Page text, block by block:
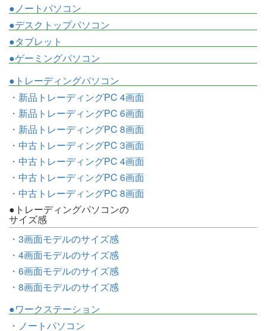
●ノートパソコン
●デスクトップパソコン
●タブレット
●ゲーミングパソコン
●トレーディングパソコン
・新品トレーディングPC 4画面
・新品トレーディングPC 6画面
・新品トレーディングPC 8画面
・中古トレーディングPC 3画面
・中古トレーディングPC 4画面
・中古トレーディングPC 6画面
・中古トレーディングPC 8画面
●トレーディングパソコンの
サイズ感
・3画面モデルのサイズ感
・4画面モデルのサイズ感
・6画面モデルのサイズ感
・8画面モデルのサイズ感
●ワークステーション
・ノートパソコン